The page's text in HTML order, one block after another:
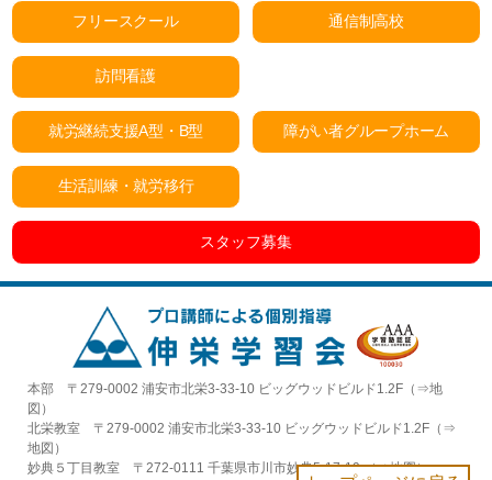
フリースクール 通信制高校
訪問看護
就労継続支援A型・B型 障がい者グループホーム
生活訓練・就労移行
スタッフ募集
本部 〒279-0002 浦安市北栄3-33-10 ビッグウッドビルド1.2F（⇒地
図 ）
北栄教室 〒279-0002 浦安市北栄3-33-10 ビッグウッドビルド1.2F（⇒
地図 ）
妙典５丁目教室 〒272-0111 千葉県市川市妙典5-17-19 （⇒地図）